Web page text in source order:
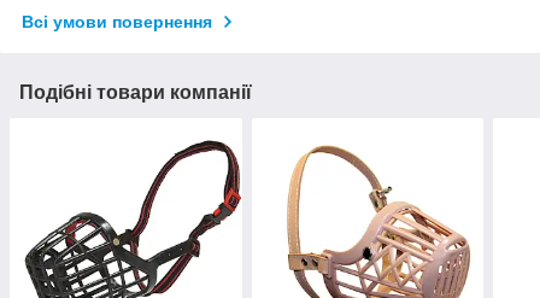
Всі умови повернення
Подібні товари компанії